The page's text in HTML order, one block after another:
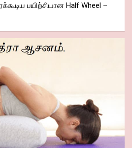
பயிற்சியான Half Wheel –